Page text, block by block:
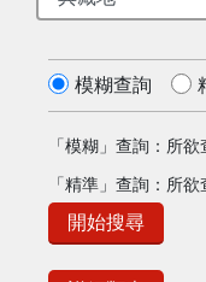
模糊查詢
「模糊」查詢：所
「精準」查詢：所
開始搜尋